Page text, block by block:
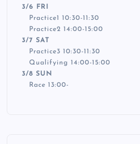
3/6 FRI
Practice1 10:30-11:30
Practice2 14:00-15:00
3/7 SAT
Practice3 10:30-11:30
Qualifying 14:00-15:00
3/8 SUN
Race 13:00-